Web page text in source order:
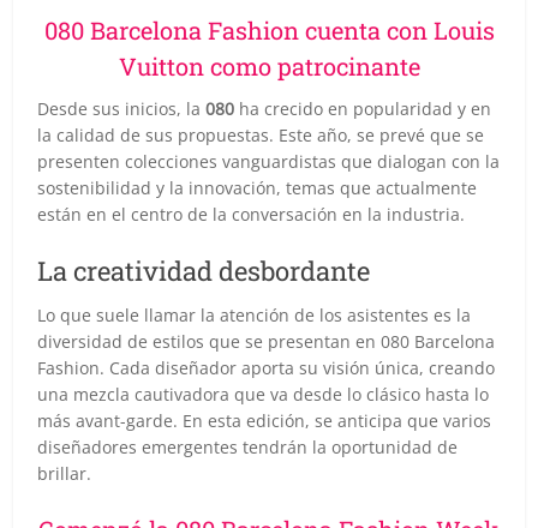
080 Barcelona Fashion cuenta con Louis
Vuitton como patrocinante
Desde sus inicios, la080 ha crecido en popularidad y en
la calidad de sus propuestas. Este año, se prevé que se
presenten colecciones vanguardistas que dialogan con la
sostenibilidad y la innovación, temas que actualmente
están en el centro de la conversación en la industria.
La creatividad desbordante
Lo que suele llamar la atención de los asistentes es la
diversidad de estilos que se presentan en 080 Barcelona
Fashion. Cada diseñador aporta su visión única, creando
una mezcla cautivadora que va desde lo clásico hasta lo
más avant-garde. En esta edición, se anticipa que varios
diseñadores emergentes tendrán la oportunidad de
brillar.